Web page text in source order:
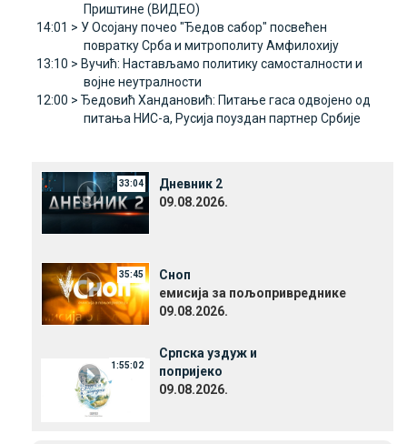
Приштине (ВИДЕО)
14:01 > У Осојану почео "Ђедов сабор" посвећен
повратку Срба и митрополиту Амфилохију
13:10 > Вучић: Настављамо политику самосталности и
војне неутралности
12:00 > Ђедовић Хандановић: Питање гаса одвојено од
питања НИС-а, Русија поуздан партнер Србије
33:04
Дневник 2
09.08.2026.
35:45
Сноп
емисија за пољопривреднике
09.08.2026.
1:55:02
Српска уздуж и
попријеко
09.08.2026.